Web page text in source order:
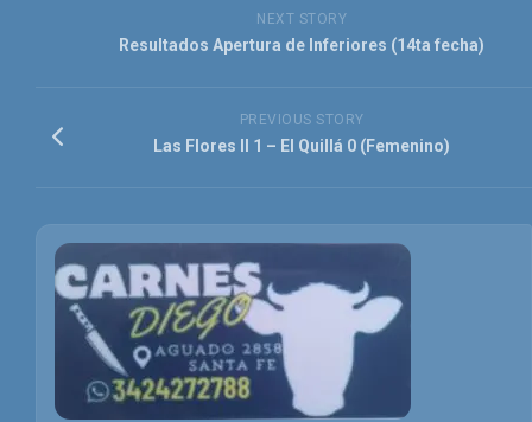
NEXT STORY
Resultados Apertura de Inferiores (14ta fecha)
PREVIOUS STORY
Las Flores II 1 – El Quillá 0 (Femenino)